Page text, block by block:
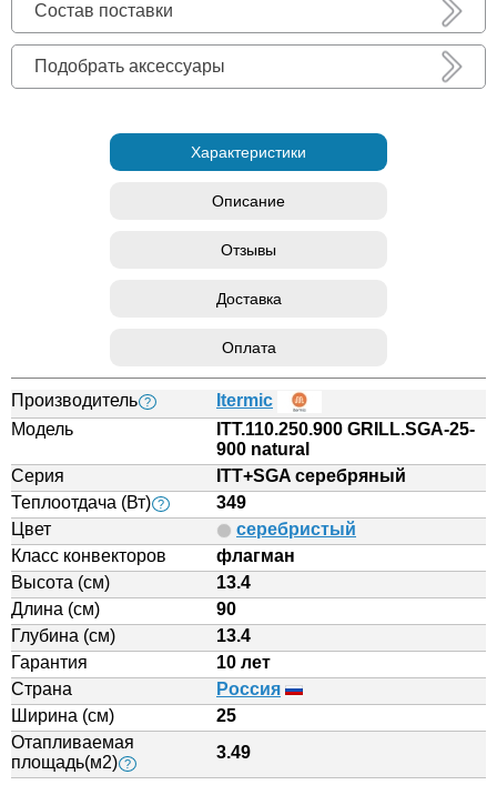
Состав поставки
Подобрать аксессуары
Характеристики
Описание
Отзывы
Доставка
Оплата
Производитель ?
Itermic
Модель
ITT.110.250.900 GRILL.SGA-25-
900 natural
Серия
ITT+SGA серебряный
Теплоотдача (Вт) ?
349
Цвет
серебристый
Класс конвекторов
флагман
Высота (см)
13.4
Длина (см)
90
Глубина (см)
13.4
Гарантия
10 лет
Страна
Россия
Ширина (см)
25
Отапливаемая
площадь(м2) ?
3.49